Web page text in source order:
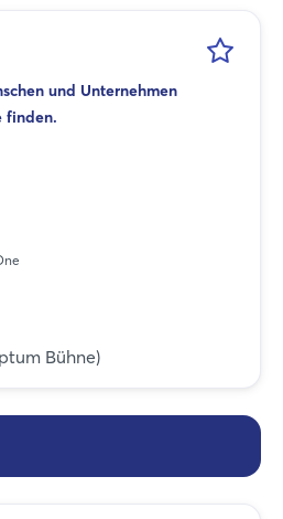
und Unternehmen
finden.
Bühne)